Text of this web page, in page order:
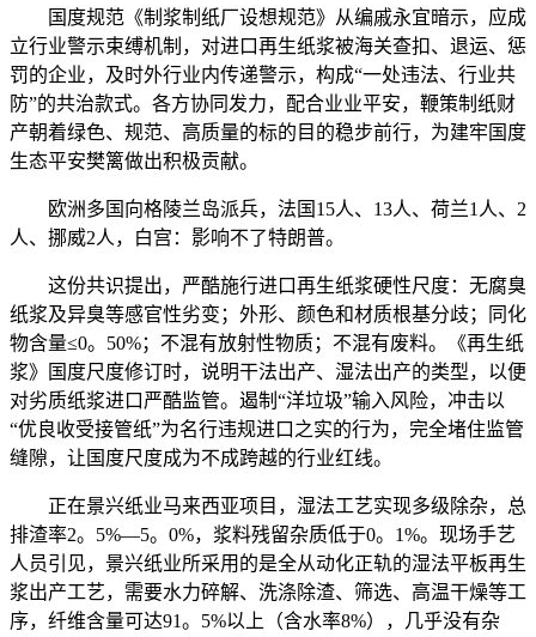
国度规范《制浆制纸厂设想规范》从编戚永宜暗示，应成
立行业警示束缚机制，对进口再生纸浆被海关查扣、退运、惩
罚的企业，及时外行业内传递警示，构成“一处违法、行业共
防”的共治款式。各方协同发力，配合业业平安，鞭策制纸财
产朝着绿色、规范、高质量的标的目的稳步前行，为建牢国度
生态平安樊篱做出积极贡献。
欧洲多国向格陵兰岛派兵，法国15人、13人、荷兰1人、2
人、挪威2人，白宫：影响不了特朗普。
这份共识提出，严酷施行进口再生纸浆硬性尺度：无腐臭
纸浆及异臭等感官性劣变；外形、颜色和材质根基分歧；同化
物含量≤0。50%；不混有放射性物质；不混有废料。《再生纸
浆》国度尺度修订时，说明干法出产、湿法出产的类型，以便
对劣质纸浆进口严酷监管。遏制“洋垃圾”输入风险，冲击以
“优良收受接管纸”为名行违规进口之实的行为，完全堵住监管
缝隙，让国度尺度成为不成跨越的行业红线。
正在景兴纸业马来西亚项目，湿法工艺实现多级除杂，总
排渣率2。5%—5。0%，浆料残留杂质低于0。1%。现场手艺
人员引见，景兴纸业所采用的是全从动化正轨的湿法平板再生
浆出产工艺，需要水力碎解、洗涤除渣、筛选、高温干燥等工
序，纤维含量可达91。5%以上（含水率8%），几乎没有杂